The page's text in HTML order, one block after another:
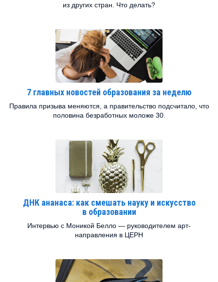
из других стран. Что делать?
7 главных новостей образования за неделю
Правила призыва меняются, а правительство подсчитало, что
половина безработных моложе 30.
ДНК ананаса: как смешать науку и искусство
в образовании
Интервью с Моникой Белло — руководителем арт-
направления в ЦЕРН